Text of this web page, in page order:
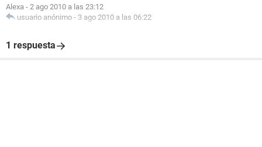
Alexa - 2 ago 2010 a las 23:12
usuario anónimo - 3 ago 2010 a las 06:22
1 respuesta